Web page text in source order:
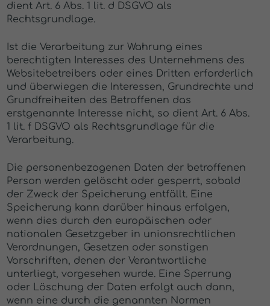
dient Art. 6 Abs. 1 lit. d DSGVO als
Rechtsgrundlage.
Ist die Verarbeitung zur Wahrung eines
berechtigten Interesses des Unternehmens des
Websitebetreibers oder eines Dritten erforderlich
und überwiegen die Interessen, Grundrechte und
Grundfreiheiten des Betroffenen das
erstgenannte Interesse nicht, so dient Art. 6 Abs.
1 lit. f DSGVO als Rechtsgrundlage für die
Verarbeitung.
Die personenbezogenen Daten der betroffenen
Person werden gelöscht oder gesperrt, sobald
der Zweck der Speicherung entfällt. Eine
Speicherung kann darüber hinaus erfolgen,
wenn dies durch den europäischen oder
nationalen Gesetzgeber in unionsrechtlichen
Verordnungen, Gesetzen oder sonstigen
Vorschriften, denen der Verantwortliche
unterliegt, vorgesehen wurde. Eine Sperrung
oder Löschung der Daten erfolgt auch dann,
wenn eine durch die genannten Normen